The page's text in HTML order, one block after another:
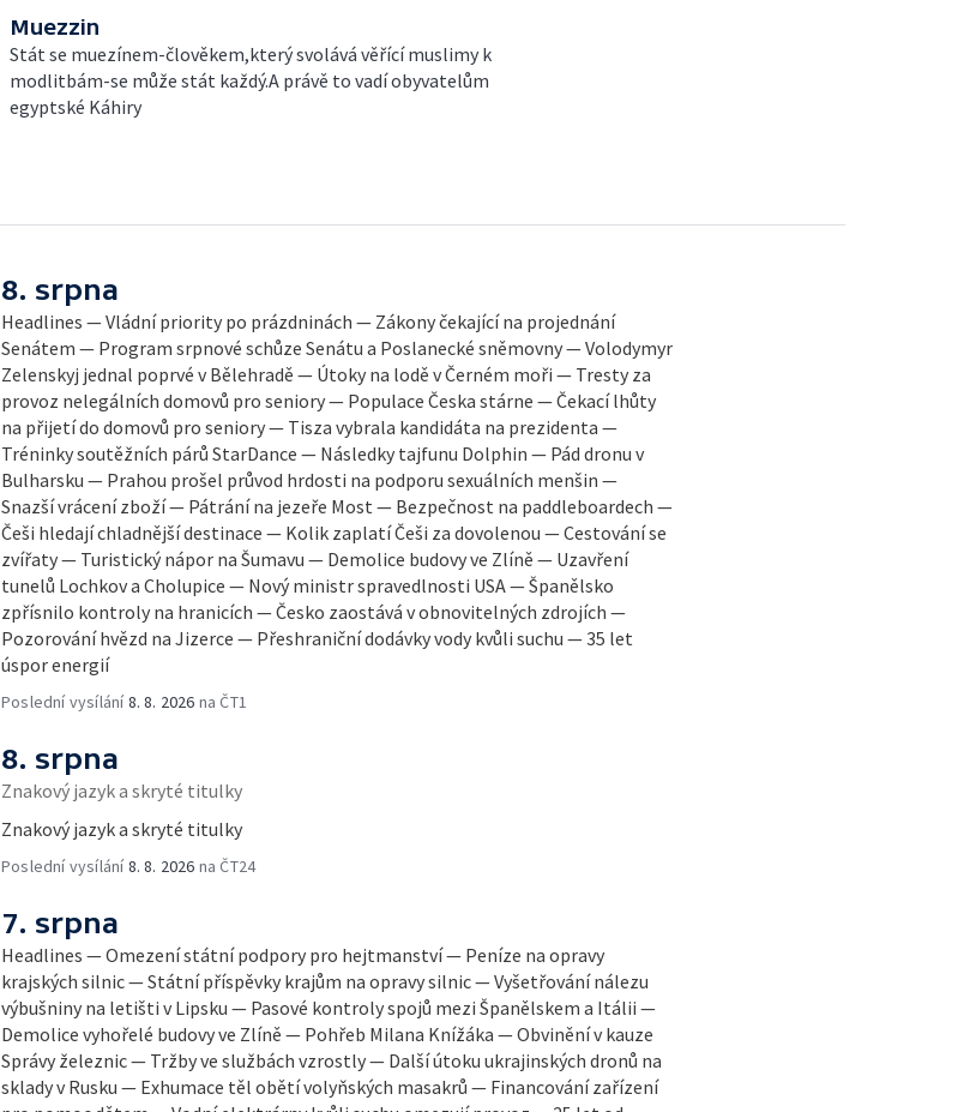
Muezzin
Stát se muezínem-člověkem,který svolává věřící muslimy k
modlitbám-se může stát každý.A právě to vadí obyvatelům
egyptské Káhiry
8. srpna
Headlines — Vládní priority po prázdninách — Zákony čekající na projednání
Senátem — Program srpnové schůze Senátu a Poslanecké sněmovny — Volodymyr
Zelenskyj jednal poprvé v Bělehradě — Útoky na lodě v Černém moři — Tresty za
provoz nelegálních domovů pro seniory — Populace Česka stárne — Čekací lhůty
na přijetí do domovů pro seniory — Tisza vybrala kandidáta na prezidenta —
Tréninky soutěžních párů StarDance — Následky tajfunu Dolphin — Pád dronu v
Bulharsku — Prahou prošel průvod hrdosti na podporu sexuálních menšin —
Snazší vrácení zboží — Pátrání na jezeře Most — Bezpečnost na paddleboardech —
Češi hledají chladnější destinace — Kolik zaplatí Češi za dovolenou — Cestování se
zvířaty — Turistický nápor na Šumavu — Demolice budovy ve Zlíně — Uzavření
tunelů Lochkov a Cholupice — Nový ministr spravedlnosti USA — Španělsko
zpřísnilo kontroly na hranicích — Česko zaostává v obnovitelných zdrojích —
Pozorování hvězd na Jizerce — Přeshraniční dodávky vody kvůli suchu — 35 let
úspor energií
Poslední vysílání8. 8. 2026 na ČT1
8. srpna
Znakový jazyk a skryté titulky
Znakový jazyk a skryté titulky
Poslední vysílání8. 8. 2026 na ČT24
7. srpna
Headlines — Omezení státní podpory pro hejtmanství — Peníze na opravy
krajských silnic — Státní příspěvky krajům na opravy silnic — Vyšetřování nálezu
výbušniny na letišti v Lipsku — Pasové kontroly spojů mezi Španělskem a Itálii —
Demolice vyhořelé budovy ve Zlíně — Pohřeb Milana Knížáka — Obvinění v kauze
Správy železnic — Tržby ve službách vzrostly — Další útoku ukrajinských dronů na
sklady v Rusku — Exhumace těl obětí volyňských masakrů — Financování zařízení